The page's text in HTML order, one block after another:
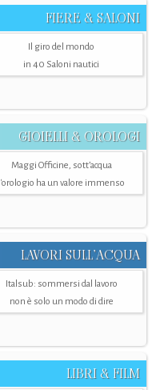
FIERE & SALONI
Il giro del mondo
in 40 Saloni nautici
GIOIELLI & OROLOGI
Maggi Officine, sott’acqua
l'orologio ha un valore immenso
LAVORI SULL’ACQUA
Italsub: sommersi dal lavoro
non è solo un modo di dire
LIBRI & FILM